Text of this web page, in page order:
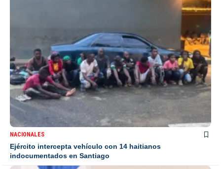
NACIONALES
Ejército intercepta vehículo con 14 haitianos
indocumentados en Santiago